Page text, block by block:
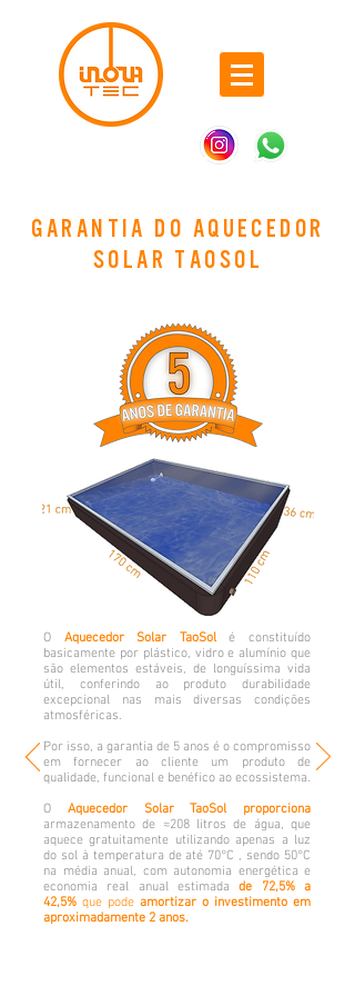
GARANTIA DO aquecedor
solar taosol
O Aquecedor Solar TaoSolé constituído
basicamente por plástico, vidro e alumínio que
são elementos estáveis, de longuíssima vida
útil, conferindo ao produto durabilidade
excepcional nas mais diversas condições
atmosféricas.
Por isso, a garantia de 5 anos é o compromisso
em fornecer ao cliente um produto de
qualidade, funcional e benéfico ao ecossistema.
O Aquecedor Solar TaoSol proporciona
armazenamento de ≈208 litros de água, que
aquece gratuitamente utilizando apenas a luz
do sol à temperatura de até 70°C , sendo 50°C
na média anual, com autonomia energética e
economia real anual estimada
de 72,5% a
42,5% que pode amortizar o investimento em
aproximadamente 2 anos.